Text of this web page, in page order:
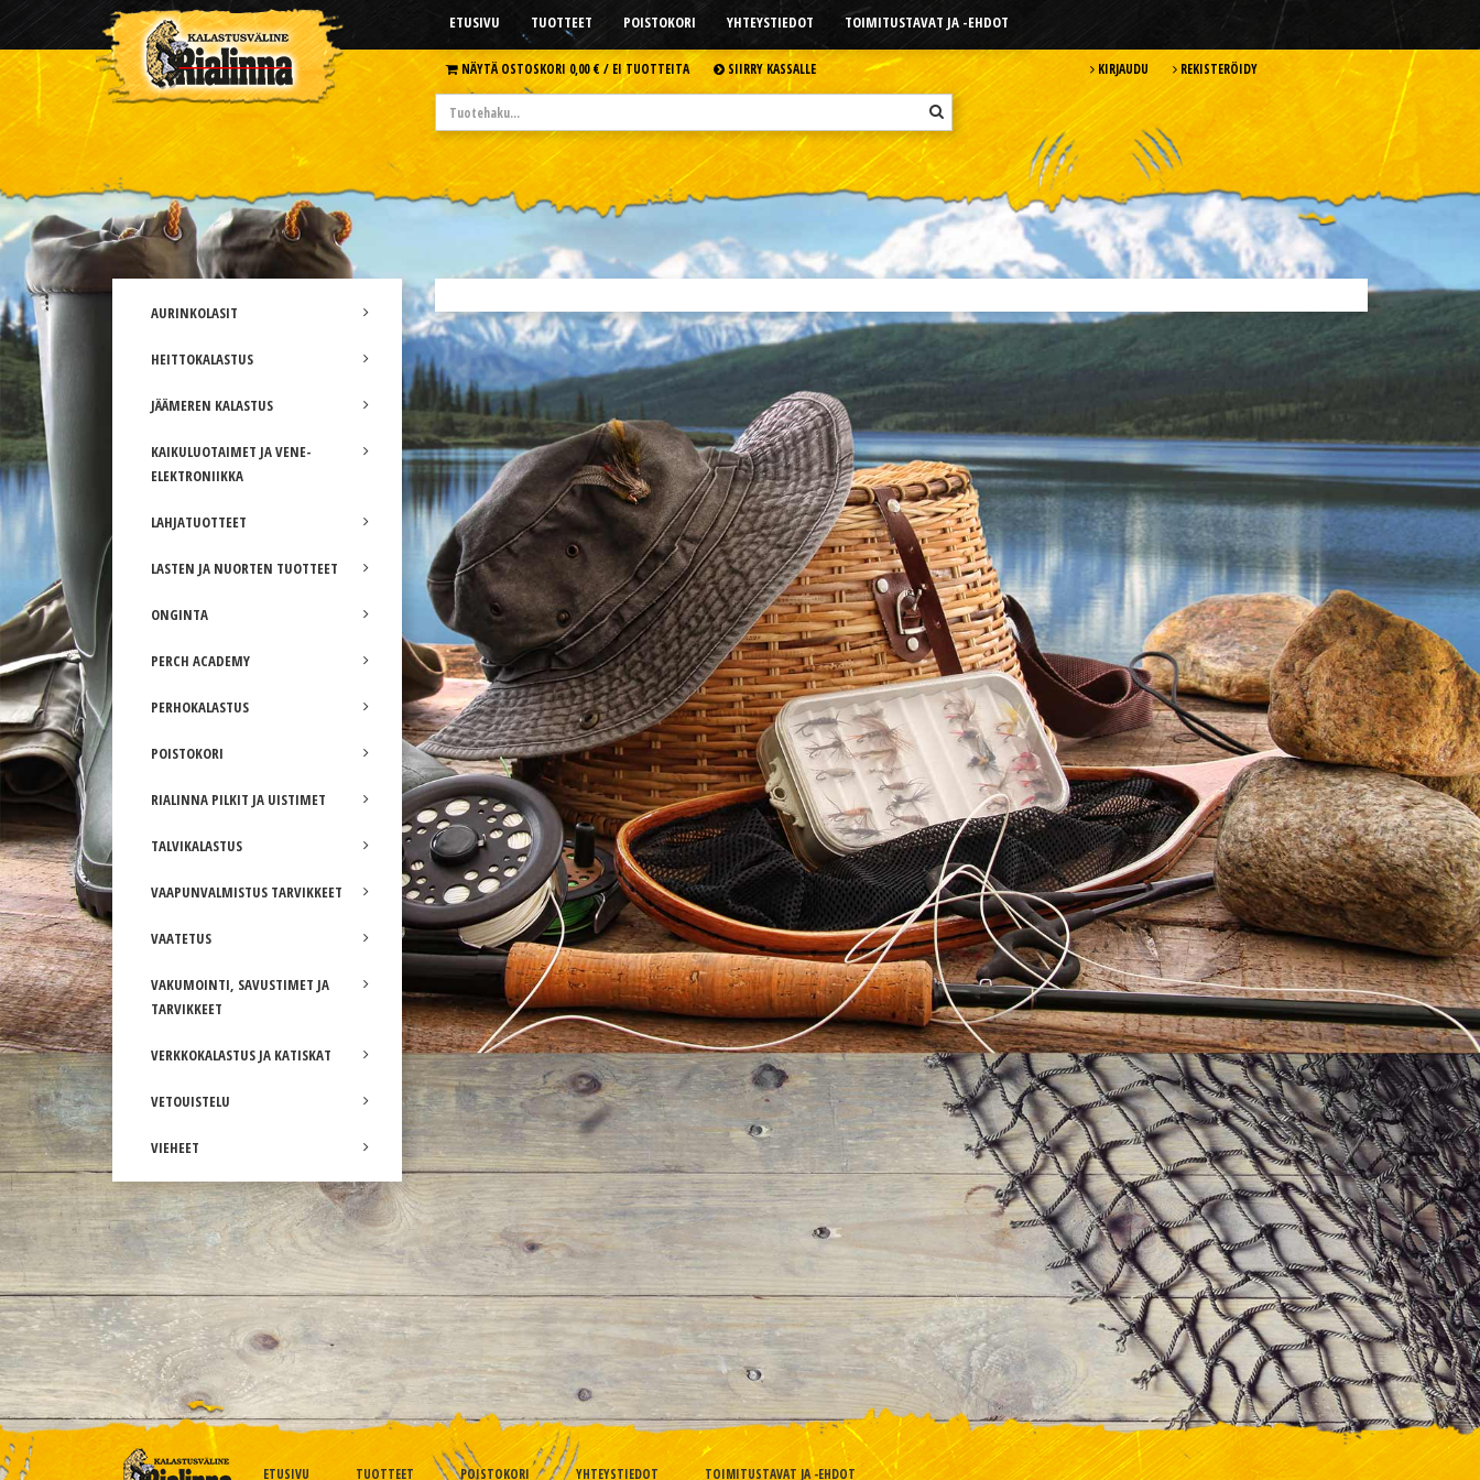
ETUSIVU TUOTTEET POISTOKORI YHTEYSTIEDOT TOIMITUSTAVAT JA -EHDOT
NÄYTÄ OSTOSKORI 0,00 € /EI TUOTTEITA SIIRRY KASSALLE KIRJAUDU REKISTERÖIDY
AURINKOLASIT
HEITTOKALASTUS
JÄÄMEREN KALASTUS
KAIKULUOTAIMET JA VENE-
ELEKTRONIIKKA
LAHJATUOTTEET
LASTEN JA NUORTEN TUOTTEET
ONGINTA
PERCH ACADEMY
PERHOKALASTUS
POISTOKORI
RIALINNA PILKIT JA UISTIMET
TALVIKALASTUS
VAAPUNVALMISTUS TARVIKKEET
VAATETUS
VAKUMOINTI, SAVUSTIMET JA
TARVIKKEET
VERKKOKALASTUS JA KATISKAT
VETOUISTELU
VIEHEET
ETUSIVU TUOTTEET POISTOKORI YHTEYSTIEDOT TOIMITUSTAVAT JA -EHDOT